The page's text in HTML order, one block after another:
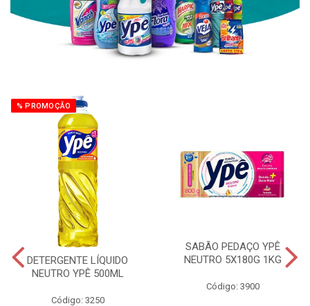
% PROMOÇÃO
DETERGENTE LÍQUIDO
NEUTRO YPÊ 500ML
Código: 3250
SABÃO PEDAÇO YPÊ
NEUTRO 5X180G 1KG
Código: 3900